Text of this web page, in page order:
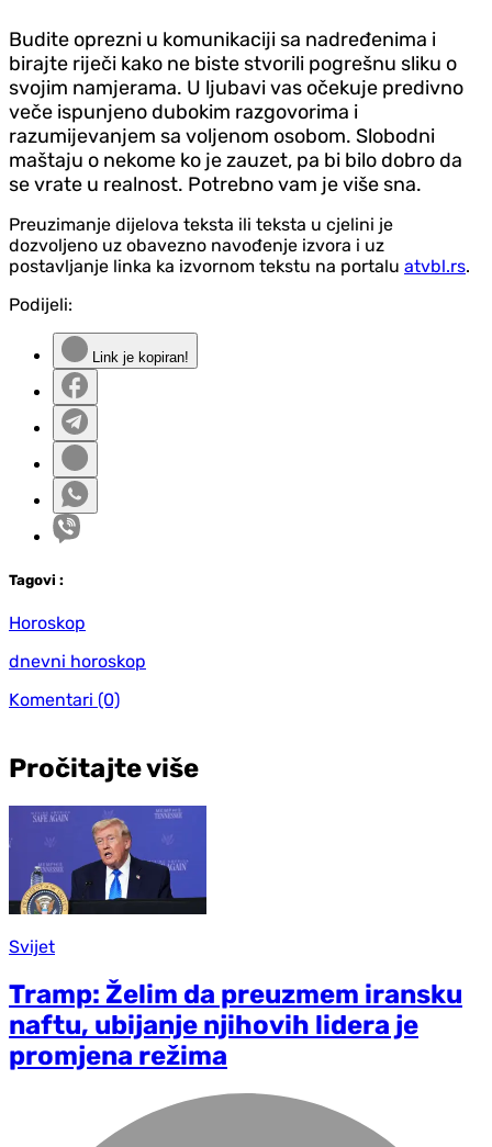
Budite oprezni u komunikaciji sa nadređenima i
birajte riječi kako ne biste stvorili pogrešnu sliku o
svojim namjerama. U ljubavi vas očekuje predivno
veče ispunjeno dubokim razgovorima i
razumijevanjem sa voljenom osobom. Slobodni
maštaju o nekome ko je zauzet, pa bi bilo dobro da
se vrate u realnost. Potrebno vam je više sna.
Preuzimanje dijelova teksta ili teksta u cjelini je
dozvoljeno uz obavezno navođenje izvora i uz
postavljanje linka ka izvornom tekstu na portalu atvbl.rs.
Podijeli:
Link je kopiran!
Tagovi :
Horoskop
dnevni horoskop
Komentari (0)
Pročitajte više
Svijet
Tramp: Želim da preuzmem iransku
naftu, ubijanje njihovih lidera je
promjena režima